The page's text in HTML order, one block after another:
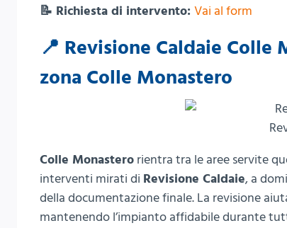
📝 Richiesta di intervento: Vai al form
📍 Revisione Caldaie
zona Colle Monastero
Colle Monastero rientra tra le aree servite
interventi mirati di Revisione Caldaie, a
della documentazione finale. La revisione
mantenendo l’impianto affidabile durante